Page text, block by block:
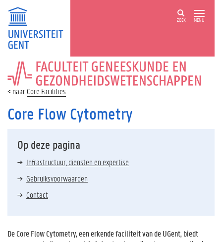
ZOEK MENU
FACULTEIT
GENEESKUNDE
EN
GEZONDHEIDSWETENSCHAPPEN
Core Facilities
Core Flow Cytometry
Op deze pagina
Infrastructuur, diensten en expertise
Gebruiksvoorwaarden
Contact
De Core Flow Cytometry, een erkende faciliteit van de UGent, biedt